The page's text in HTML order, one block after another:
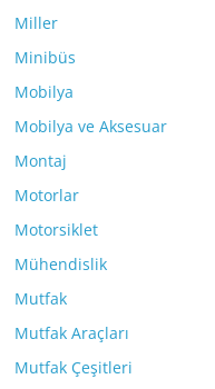
Miller
Minibüs
Mobilya
Mobilya ve Aksesuar
Montaj
Motorlar
Motorsiklet
Mühendislik
Mutfak
Mutfak Araçları
Mutfak Çeşitleri